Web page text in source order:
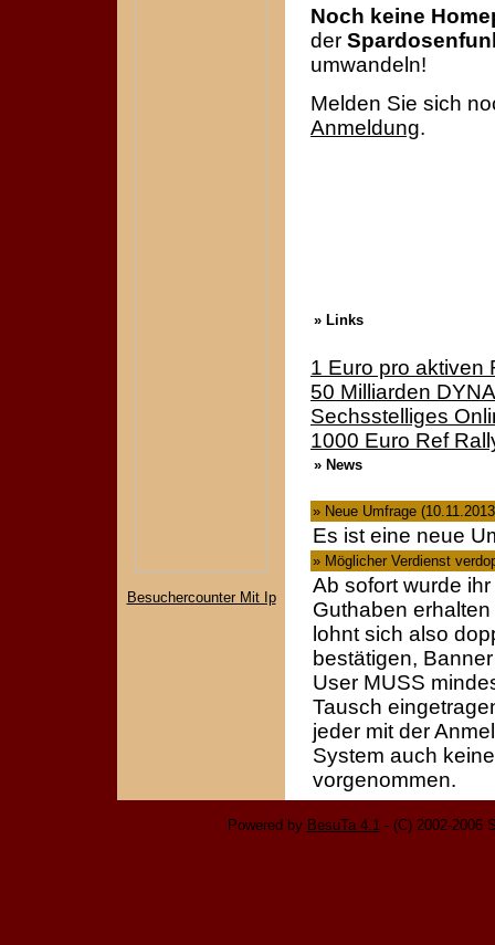
Besuchercounter Mit Ip
Noch keine
der
umwandeln!
Melden Sie sich
Anmeldung.
» Links
1 Euro pro aktiven
50 Milliarden
Sechsstelliges
1000 Euro Ref
» News
» Neue Umfrage
Es ist eine neue
» Möglicher Verdienst
Ab sofort wurde
Guthaben
lohnt sich also
bestätigen,
User MUSS
Tausch
jeder mit der
System auch
vorgenommen.
Powered by BesuTa 4.1- (C) 2002-2006